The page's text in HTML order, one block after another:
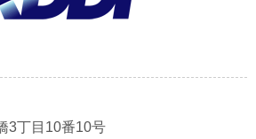
3丁目10番10号